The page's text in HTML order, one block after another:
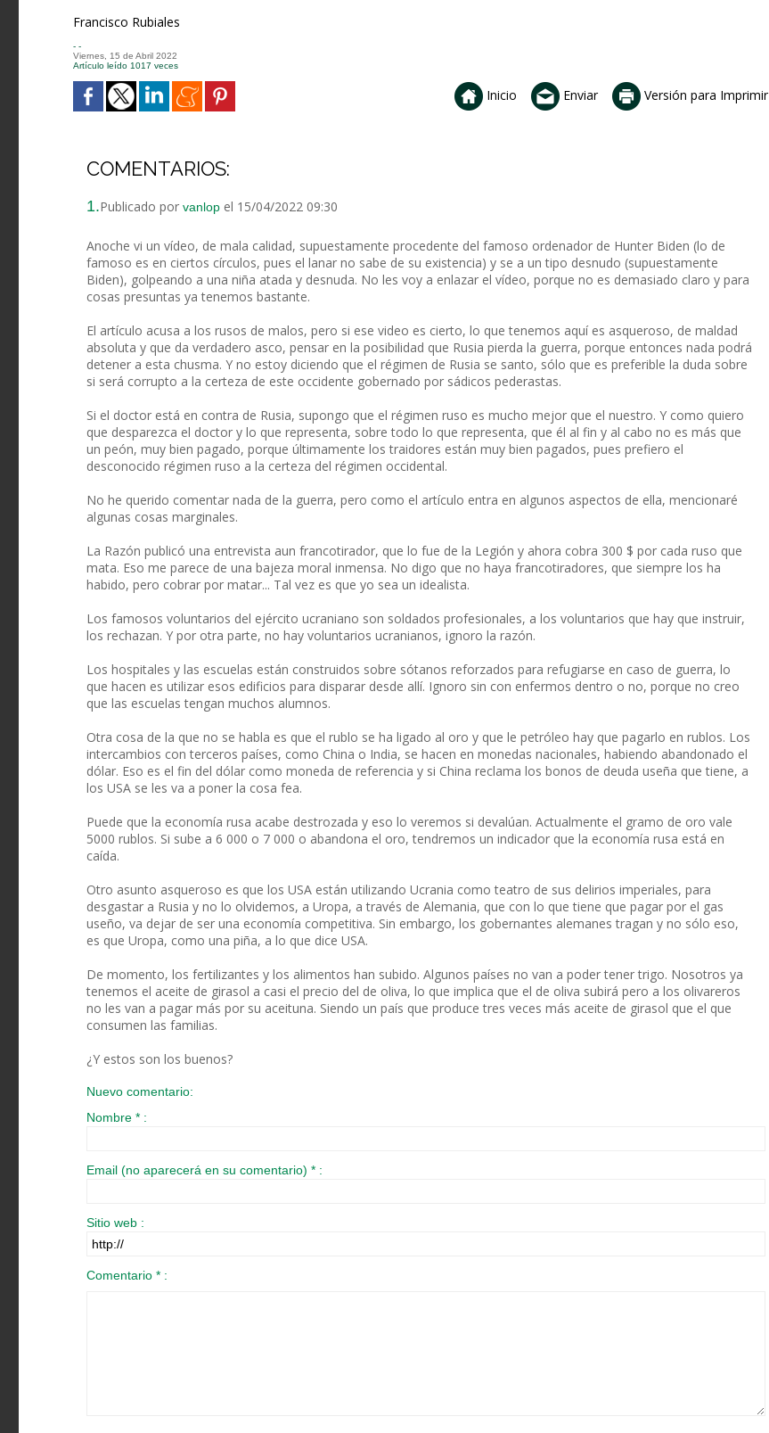
Francisco Rubiales
- -
Viernes, 15 de Abril 2022
Artículo leído 1017 veces
Inicio Enviar Versión para Imprimir
COMENTARIOS:
1.Publicado por vanlop el 15/04/2022 09:30
Anoche vi un vídeo, de mala calidad, supuestamente procedente del famoso ordenador de Hunter Biden (lo de
famoso es en ciertos círculos, pues el lanar no sabe de su existencia) y se a un tipo desnudo (supuestamente
Biden), golpeando a una niña atada y desnuda. No les voy a enlazar el vídeo, porque no es demasiado claro y para
cosas presuntas ya tenemos bastante.
El artículo acusa a los rusos de malos, pero si ese video es cierto, lo que tenemos aquí es asqueroso, de maldad
absoluta y que da verdadero asco, pensar en la posibilidad que Rusia pierda la guerra, porque entonces nada podrá
detener a esta chusma. Y no estoy diciendo que el régimen de Rusia se santo, sólo que es preferible la duda sobre
si será corrupto a la certeza de este occidente gobernado por sádicos pederastas.
Si el doctor está en contra de Rusia, supongo que el régimen ruso es mucho mejor que el nuestro. Y como quiero
que desparezca el doctor y lo que representa, sobre todo lo que representa, que él al fin y al cabo no es más que
un peón, muy bien pagado, porque últimamente los traidores están muy bien pagados, pues prefiero el
desconocido régimen ruso a la certeza del régimen occidental.
No he querido comentar nada de la guerra, pero como el artículo entra en algunos aspectos de ella, mencionaré
algunas cosas marginales.
La Razón publicó una entrevista aun francotirador, que lo fue de la Legión y ahora cobra 300 $ por cada ruso que
mata. Eso me parece de una bajeza moral inmensa. No digo que no haya francotiradores, que siempre los ha
habido, pero cobrar por matar... Tal vez es que yo sea un idealista.
Los famosos voluntarios del ejército ucraniano son soldados profesionales, a los voluntarios que hay que instruir,
los rechazan. Y por otra parte, no hay voluntarios ucranianos, ignoro la razón.
Los hospitales y las escuelas están construidos sobre sótanos reforzados para refugiarse en caso de guerra, lo
que hacen es utilizar esos edificios para disparar desde allí. Ignoro sin con enfermos dentro o no, porque no creo
que las escuelas tengan muchos alumnos.
Otra cosa de la que no se habla es que el rublo se ha ligado al oro y que le petróleo hay que pagarlo en rublos. Los
intercambios con terceros países, como China o India, se hacen en monedas nacionales, habiendo abandonado el
dólar. Eso es el fin del dólar como moneda de referencia y si China reclama los bonos de deuda useña que tiene, a
los USA se les va a poner la cosa fea.
Puede que la economía rusa acabe destrozada y eso lo veremos si devalúan. Actualmente el gramo de oro vale
5000 rublos. Si sube a 6 000 o 7 000 o abandona el oro, tendremos un indicador que la economía rusa está en
caída.
Otro asunto asqueroso es que los USA están utilizando Ucrania como teatro de sus delirios imperiales, para
desgastar a Rusia y no lo olvidemos, a Uropa, a través de Alemania, que con lo que tiene que pagar por el gas
useño, va dejar de ser una economía competitiva. Sin embargo, los gobernantes alemanes tragan y no sólo eso,
es que Uropa, como una piña, a lo que dice USA.
De momento, los fertilizantes y los alimentos han subido. Algunos países no van a poder tener trigo. Nosotros ya
tenemos el aceite de girasol a casi el precio del de oliva, lo que implica que el de oliva subirá pero a los olivareros
no les van a pagar más por su aceituna. Siendo un país que produce tres veces más aceite de girasol que el que
consumen las familias.
¿Y estos son los buenos?
Nuevo comentario:
Nombre * :
Email (no aparecerá en su comentario) * :
Sitio web :
Comentario * :